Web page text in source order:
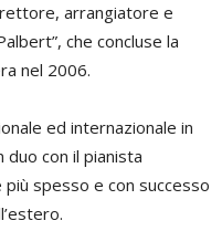
arrangiatore e
che concluse la
nel 2006.
ed internazionale in
con il pianista
spesso e con successo